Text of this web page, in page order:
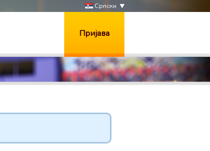
Српски
Пријава